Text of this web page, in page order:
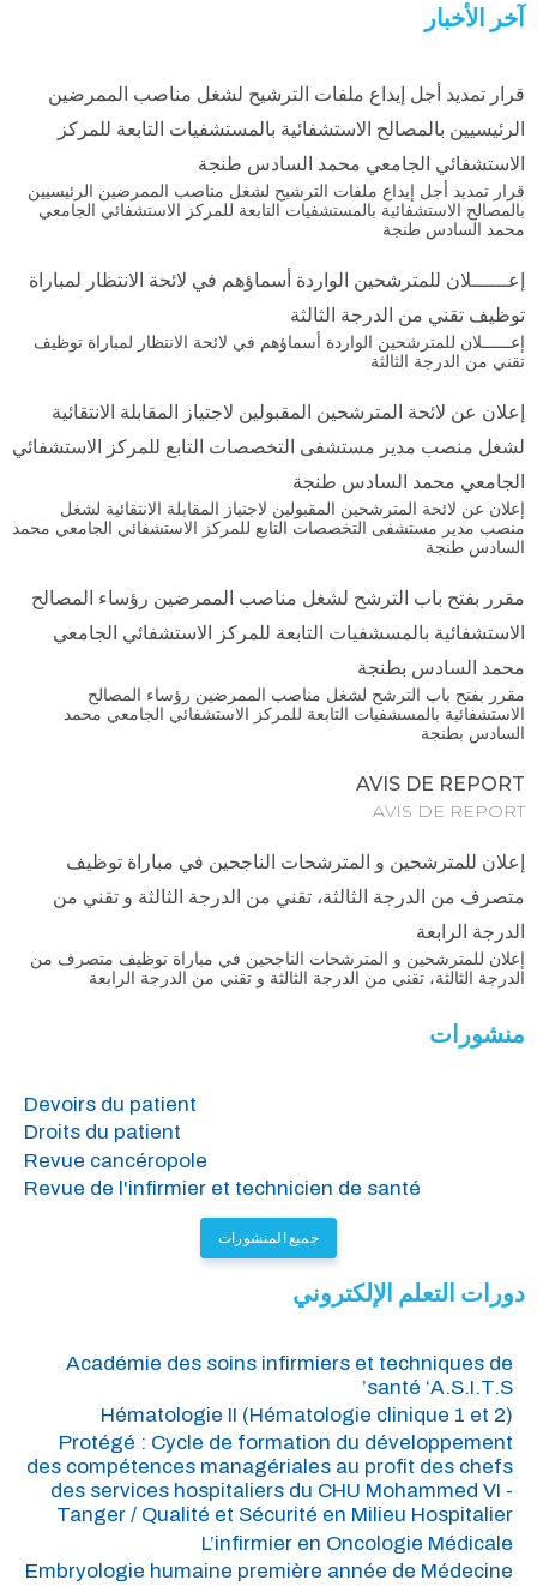
آخر الأخبار
قرار تمديد أجل إيداع ملفات الترشيح لشغل مناصب الممرضين
الرئيسيين بالمصالح الاستشفائية بالمستشفيات التابعة للمركز
الاستشفائي الجامعي محمد السادس طنجة
قرار تمديد أجل إيداع ملفات الترشيح لشغل مناصب الممرضين الرئيسيين
بالمصالح الاستشفائية بالمستشفيات التابعة للمركز الاستشفائي الجامعي
محمد السادس طنجة
إعــــــلان للمترشحين الواردة أسماؤهم في لائحة الانتظار لمباراة
توظيف تقني من الدرجة الثالثة
إعــــــلان للمترشحين الواردة أسماؤهم في لائحة الانتظار لمباراة توظيف
تقني من الدرجة الثالثة
إعلان عن لائحة المترشحين المقبولين لاجتياز المقابلة الانتقائية
لشغل منصب مدير مستشفى التخصصات التابع للمركز الاستشفائي
الجامعي محمد السادس طنجة
إعلان عن لائحة المترشحين المقبولين لاجتياز المقابلة الانتقائية لشغل
منصب مدير مستشفى التخصصات التابع للمركز الاستشفائي الجامعي محمد
السادس طنجة
مقرر بفتح باب الترشح لشغل مناصب الممرضين رؤساء المصالح
الاستشفائية بالمسشفيات التابعة للمركز الاستشفائي الجامعي
محمد السادس بطنجة
مقرر بفتح باب الترشح لشغل مناصب الممرضين رؤساء المصالح
الاستشفائية بالمسشفيات التابعة للمركز الاستشفائي الجامعي محمد
السادس بطنجة
AVIS DE REPORT
AVIS DE REPORT
إعلان للمترشحين و المترشحات الناجحين في مباراة توظيف
متصرف من الدرجة الثالثة، تقني من الدرجة الثالثة و تقني من
الدرجة الرابعة
إعلان للمترشحين و المترشحات الناجحين في مباراة توظيف متصرف من
الدرجة الثالثة، تقني من الدرجة الثالثة و تقني من الدرجة الرابعة
منشورات
Devoirs du patient
Droits du patient
Revue cancéropole
Revue de l'infirmier et technicien de santé
جميع المنشورات
دورات التعلم الإلكتروني
Académie des soins infirmiers et techniques de
santé ‘A.S.I.T.S’
Hématologie II (Hématologie clinique 1 et 2)
Protégé : Cycle de formation du développement
des compétences managériales au profit des chefs
des services hospitaliers du CHU Mohammed VI -
Tanger / Qualité et Sécurité en Milieu Hospitalier
L’infirmier en Oncologie Médicale
Embryologie humaine première année de Médecine